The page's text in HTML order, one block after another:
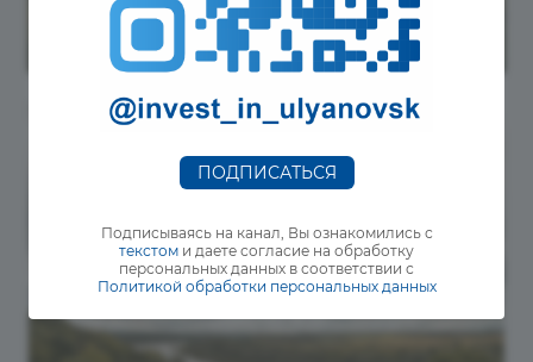
город Новоульяновск
ПОДПИСАТЬСЯ
Подписываясь на канал, Вы ознакомились с
текстом и даете согласие на обработку
персональных данных в соответствии с
Политикой обработки персональных данных